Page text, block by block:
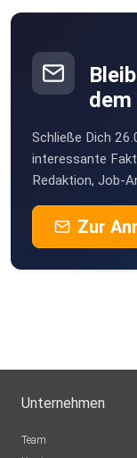
dem
Schließe Dich
interessante
Redaktion, Job-
Zur
Unternehmen
Team